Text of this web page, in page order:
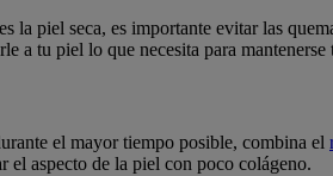
la piel seca, es importante evitar las
a tu piel lo que necesita para mantenerse
el mayor tiempo posible, combina el
el aspecto de la piel con poco colágeno.